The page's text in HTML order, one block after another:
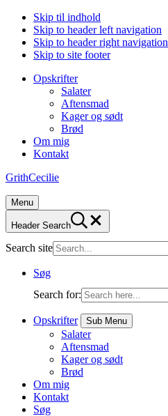
Skip til indhold
Skip to header left navigation
Skip to header right navigation
Skip to site footer
Opskrifter
Salater
Aftensmad
Kager og sødt
Brød
Om mig
Kontakt
GrithCecilie
Menu
Header Search
Search site
Søg
Search for:
Opskrifter Sub Menu
Salater
Aftensmad
Kager og sødt
Brød
Om mig
Kontakt
Søg